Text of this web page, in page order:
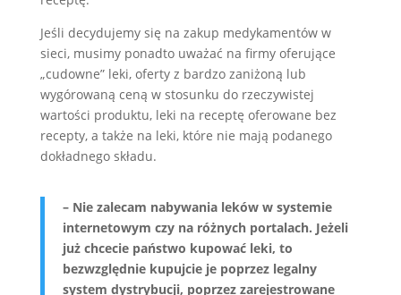
Jeśli decydujemy się na zakup medykamentów w
sieci, musimy ponadto uważać na firmy oferujące
„cudowne” leki, oferty z bardzo zaniżoną lub
wygórowaną ceną w stosunku do rzeczywistej
wartości produktu, leki na receptę oferowane bez
recepty, a także na leki, które nie mają podanego
dokładnego składu.
– Nie zalecam nabywania leków w systemie
internetowym czy na różnych portalach. Jeżeli
już chcecie państwo kupować leki, to
bezwzględnie kupujcie je poprzez legalny
system dystrybucji, poprzez zarejestrowane